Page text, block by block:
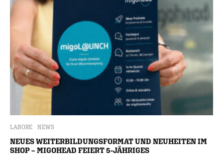
LABORE NEWS
NEUES WEITERBILDUNGSFORMAT UND NEUHEITEN IM
SHOP – MIGOHEAD FEIERT 5-JÄHRIGES